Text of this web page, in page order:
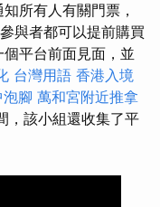
所有人有關門票，
與者都可以提前購買
平台前面見面，並
台灣用語 香港入境
泡腳 萬和宮附近推拿
，該小組還收集了平